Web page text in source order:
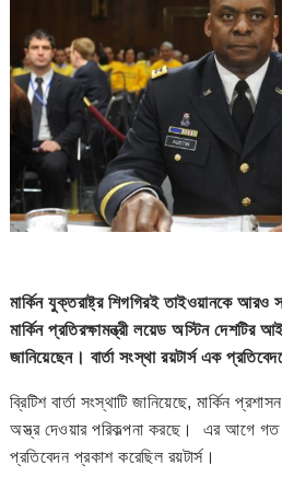
মার্কিন যুক্তরাষ্ট্র শিগগিরই তাইওয়ানকে আরও
মার্কিন প্রতিরক্ষামন্ত্রী লয়েড অস্টিন দেশটির
জানিয়েছেন। বার্তা সংস্থা রয়টার্স এক
ব্রিটিশ বার্তা সংস্থাটি জানিয়েছে, মার্কিন
অস্ত্র দেওয়ার পরিকল্পনা করছে। এর আগে গত
প্রতিবেদন প্রকাশ করেছিল রয়টার্স।